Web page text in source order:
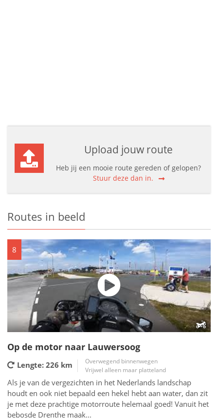
Upload jouw route
Heb jij een mooie route gereden of gelopen?
Stuur deze dan in.
Routes in beeld
8
Op de motor naar Lauwersoog
Lengte: 226 km
Overwegend binnenwegen
Vrijwel alleen maar platteland
Als je van de vergezichten in het Nederlands landschap
houdt en ook niet bepaald een hekel hebt aan water, dan zit
je met deze prachtige motorroute helemaal goed! Vanuit het
bebosde Drenthe maak...